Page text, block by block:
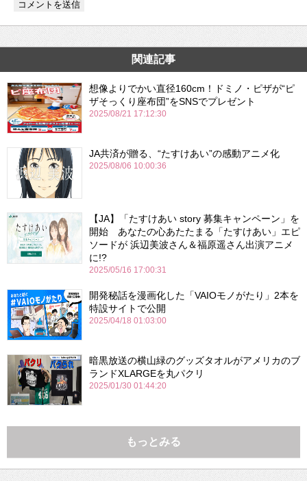
関連記事
想像よりでかい直径160cm！ドミノ・ピザが“ピ
ザそっくり座布団”をSNSでプレゼント
2025/08/21 17:12:30
JA共済が贈る、“たすけあい”の感動アニメ化
2025/08/06 10:00:36
【JA】「たすけあい story 募集キャンペーン」を
開始 あなたの心あたたまる「たすけあい」エピ
ソードが 浜辺美波さん＆福原遥さん出演アニメ
に!?
2025/05/16 17:00:31
開発秘話を漫画化した「VAIOモノがたり」2本を
特設サイトで公開
2025/04/18 01:03:00
暗黒放送の横山緑のグッズタオルがアメリカのブ
ランドXLARGEを丸パクリ
2025/01/30 01:44:20
もっとみる